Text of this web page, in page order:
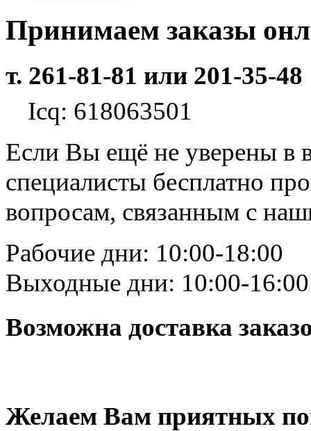
Принимаем заказы
т. 261-81-81 или 201-35-48
Icq: 618063501
Если Вы ещё не уверены в
специалисты бесплатно
вопросам, связанным с
Рабочие дни: 10:00-18:00
Выходные дни: 10:00-16:00
Возможна доставка
Желаем Вам приятных